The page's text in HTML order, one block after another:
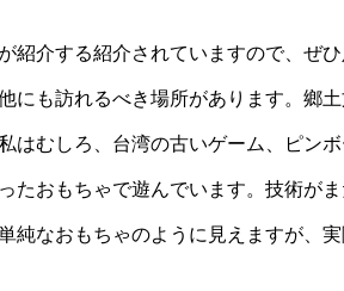
紹介する紹介されていますので、ぜ
にも訪れるべき場所があります。鄉
はむしろ、台湾の古いゲーム、ピン
たおもちゃで遊んでいます。技術が
純なおもちゃのように見えますが、